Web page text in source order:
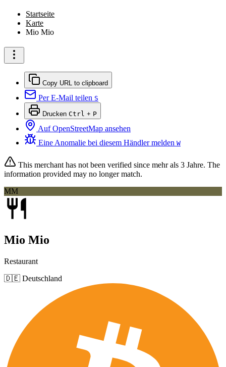
Startseite
Karte
Mio Mio
Copy URL to clipboard
Per E-Mail teilen S
Drucken Ctrl + P
Auf OpenStreetMap ansehen
Eine Anomalie bei diesem Händler melden W
This merchant has not been verified since mehr als 3 Jahre. The
information provided may no longer match.
MM
Mio Mio
Restaurant
🇩🇪 Deutschland